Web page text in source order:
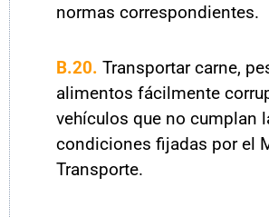
normas correspondientes.
B.20. Transportar carne,
alimentos fácilmente
vehículos que no cumplan
condiciones fijadas por el
Transporte.